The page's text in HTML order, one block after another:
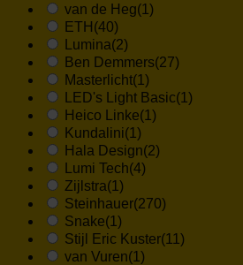
van de Heg(1)
ETH (40)
Lumina(2)
Ben Demmers(27)
Masterlicht(1)
LED's Light Basic(1)
Heico Linke(1)
Kundalini(1)
Hala Design(2)
Lumi Tech(4)
Zijlstra(1)
Steinhauer(270)
Snake(1)
Stijl Eric Kuster(11)
van Vuren(1)